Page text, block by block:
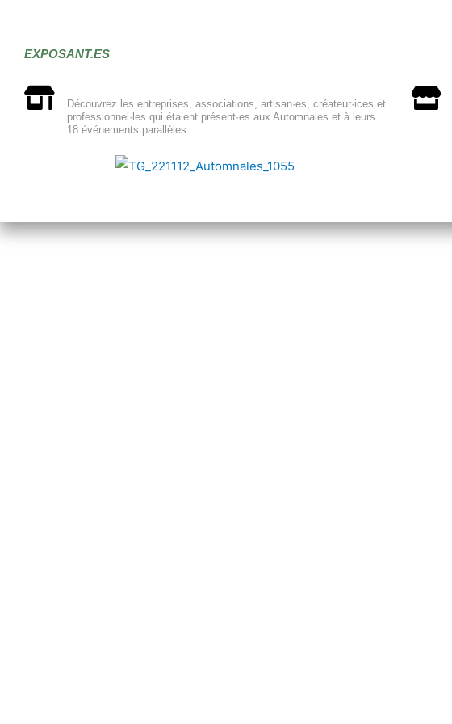
EXPOSANT.ES
Découvrez les entreprises, associations, artisan·es, créateur·ices et
professionnel·les qui étaient présent·es aux Automnales et à leurs
18 événements parallèles.